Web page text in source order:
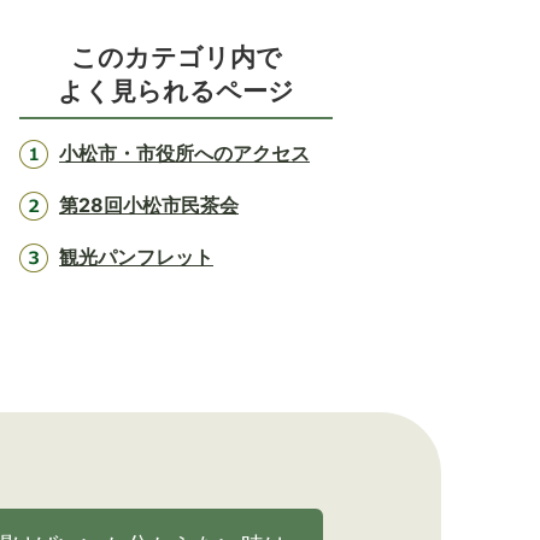
このカテゴリ内で
よく見られるページ
小松市・市役所へのアクセス
第28回小松市民茶会
観光パンフレット